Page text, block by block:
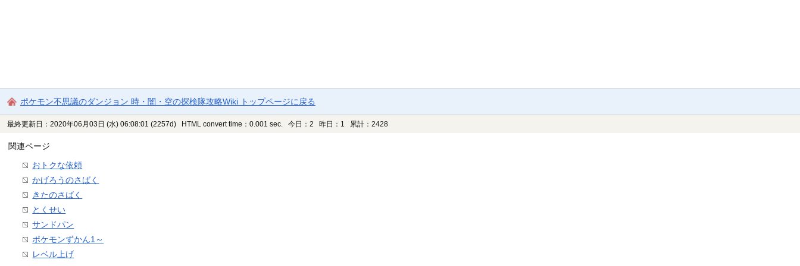
ポケモン不思議のダンジョン 時・闇・空の探検隊攻略Wiki トップページに戻る
最終更新日：2020年06月03日 (水) 06:08:01 (2257d) HTML convert time：0.001 sec. 今日：2 昨日：1 累計：2428
関連ページ
おトクな依頼
かげろうのさばく
きたのさばく
とくせい
サンドパン
ポケモンずかん1～
レベル上げ